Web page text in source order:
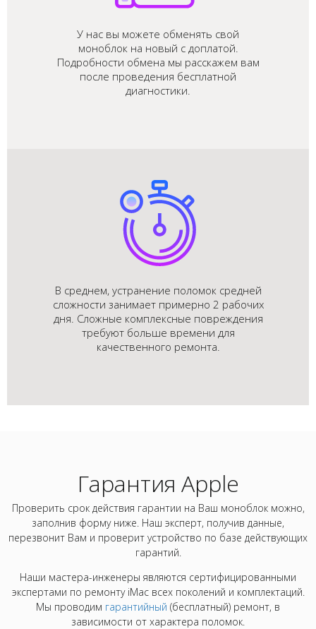
У нас вы можете обменять свой
моноблок на новый с доплатой.
Подробности обмена мы расскажем вам
после проведения бесплатной
диагностики.
В среднем, устранение поломок средней
сложности занимает примерно 2 рабочих
дня. Сложные комплексные повреждения
требуют больше времени для
качественного ремонта.
Гарантия Apple
Проверить срок действия гарантии на Ваш моноблок можно,
заполнив форму ниже. Наш эксперт, получив данные,
перезвонит Вам и проверит устройство по базе действующих
гарантий.
Наши мастера-инженеры являются сертифицированными
экспертами по ремонту iMac всех поколений и комплектаций.
Мы проводим гарантийный (бесплатный) ремонт, в
зависимости от характера поломок.